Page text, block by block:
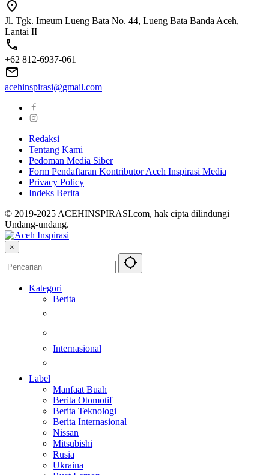
Jl. Tgk. Imeum Lueng Bata No. 44, Lueng Bata Banda Aceh,
Lantai II
+62 812-6937-061
acehinspirasi@gmail.com
Redaksi
Tentang Kami
Pedoman Media Siber
Form Pendaftaran Kontributor Aceh Inspirasi Media
Privacy Policy
Indeks Berita
© 2019-2025 ACEHINSPIRASI.com, hak cipta dilindungi
Undang-undang.
×
Kategori
Berita
Internasional
Label
Manfaat Buah
Berita Otomotif
Berita Teknologi
Berita Internasional
Nissan
Mitsubishi
Rusia
Ukraina